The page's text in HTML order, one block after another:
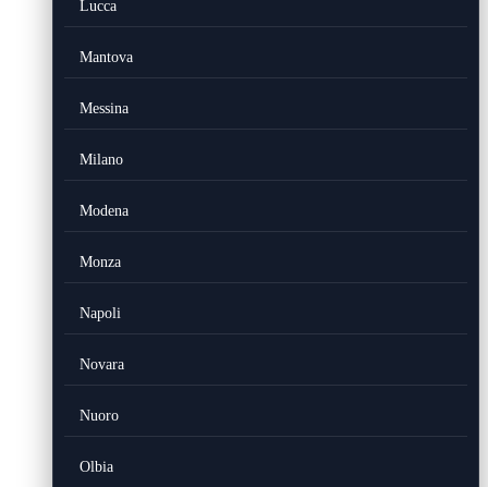
Lucca
Mantova
Messina
Milano
Modena
Monza
Napoli
Novara
Nuoro
Olbia